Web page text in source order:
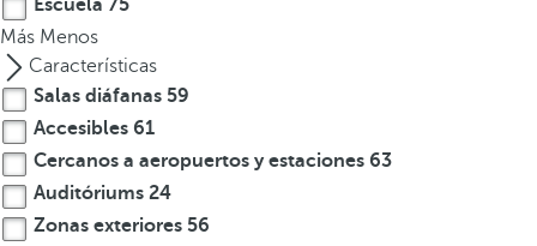
Escuela 75
Más Menos
Características
Salas diáfanas 59
Accesibles 61
Cercanos a aeropuertos y estaciones 63
Auditóriums 24
Zonas exteriores 56